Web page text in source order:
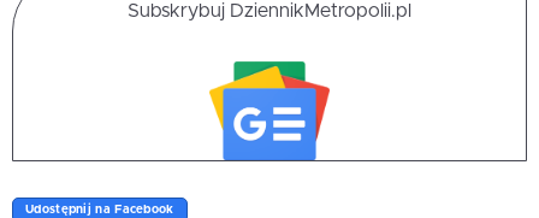
Subskrybuj DziennikMetropolii.pl
Udostępnij na Facebook